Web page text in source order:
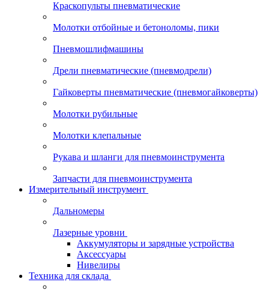
Краскопульты пневматические
Молотки отбойные и бетоноломы, пики
Пневмошлифмашины
Дрели пневматические (пневмодрели)
Гайковерты пневматические (пневмогайковерты)
Молотки рубильные
Молотки клепальные
Рукава и шланги для пневмоинструмента
Запчасти для пневмоинструмента
Измерительный инструмент
Дальномеры
Лазерные уровни
Аккумуляторы и зарядные устройства
Аксессуары
Нивелиры
Техника для склада